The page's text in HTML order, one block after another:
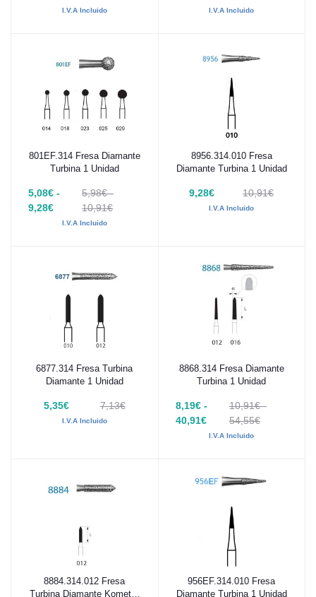
I.V.A Incluido I.V.A Incluido
Añadir al carrito
801EF.314 Fresa Diamante
Turbina 1 Unidad
5,08€ -
9,28€
5,98€ -
10,91€
I.V.A Incluido
Añadir al carrito
8956.314.010 Fresa
Diamante Turbina 1 Unidad
9,28€ 10,91€
I.V.A Incluido
Añadir al carrito
6877.314 Fresa Turbina
Diamante 1 Unidad
5,35€ 7,13€
I.V.A Incluido
Añadir al carrito
8868.314 Fresa Diamante
Turbina 1 Unidad
8,19€ -
40,91€
10,91€ -
54,55€
I.V.A Incluido
Añadir al carrito
8884.314.012 Fresa
Turbina Diamante Komet 1
Añadir al carrito
956EF.314.010 Fresa
Diamante Turbina 1 Unidad